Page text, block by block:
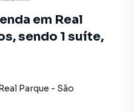
em Real
sendo 1 suíte,
Parque - São